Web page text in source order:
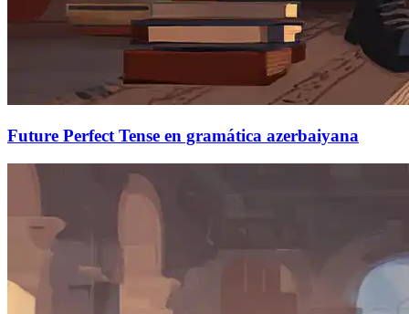
Future Perfect Tense en gramática azerbaiyana